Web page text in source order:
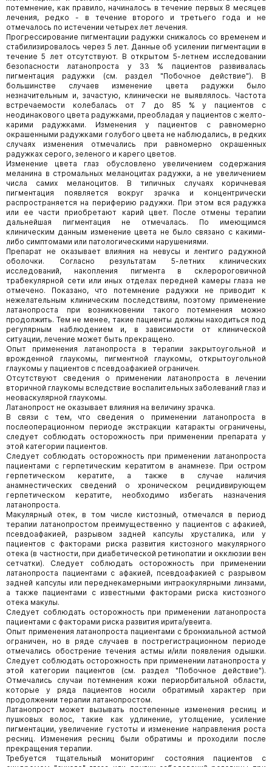
потемнение, как правило, начиналось в течение первых 8 месяцев
лечения, редко - в течение второго и третьего года и не
отмечалось по истечении четырех лет лечения.
Прогрессирование пигментации радужки снижалось со временем и
стабилизировалось через 5 лет. Данные об усилении пигментации в
течение 5 лет отсутствуют. В открытом 5-летнем исследовании
безопасности латанопроста у 33 % пациентов развивалась
пигментация радужки (см. раздел "Побочное действие"). В
большинстве случаев изменение цвета радужки было
незначительным и, зачастую, клинически не выявлялось. Частота
встречаемости колебалась от 7 до 85 % у пациентов с
неодинакового цвета радужками, преобладая у пациентов с желто-
карими радужками. Изменения у пациентов с равномерно
окрашенными радужками голубого цвета не наблюдались, в редких
случаях изменения отмечались при равномерно окрашенных
радужках серого, зеленого и карего цветов.
Изменение цвета глаз обусловлено увеличением содержания
меланина в стромальных меланоцитах радужки, а не увеличением
числа самих меланоцитов. В типичных случаях коричневая
пигментация появляется вокруг зрачка и концентрически
распространяется на периферию радужки. При этом вся радужка
или ее части приобретают карий цвет. После отмены терапии
дальнейшая пигментация не отмечалась. По имеющимся
клиническим данным изменение цвета не было связано с какими-
либо симптомами или патологическими нарушениями.
Препарат не оказывает влияния на невусы и лентиго радужной
оболочки. Согласно результатам 5-летних клинических
исследований, накопления пигмента в склеророговичной
трабекулярной сети или иных отделах передней камеры глаза не
отмечено. Показано, что потемнение радужки не приводит к
нежелательным клиническим последствиям, поэтому применение
латанопроста при возникновении такого потемнения можно
продолжить. Тем не менее, такие пациенты должны находиться под
регулярным наблюдением и, в зависимости от клинической
ситуации, лечение может быть прекращено.
Опыт применения латанопроста в терапии закрытоугольной и
врожденной глаукомы, пигментной глаукомы, открытоугольной
глаукомы у пациентов с псевдоафакией ограничен.
Отсутствуют сведения о применении латанопроста в лечении
вторичной глаукомы вследствие воспалительных заболеваний глаз и
неоваскулярной глаукомы.
Латанопрост не оказывает влияния на величину зрачка.
В связи с тем, что сведения о применении латанопроста в
послеоперационном периоде экстракции катаракты ограничены,
следует соблюдать осторожность при применении препарата у
этой категории пациентов.
Следует соблюдать осторожность при применении латанопроста
пациентами с герпетическим кератитом в анамнезе. При остром
герпетическом кератите, а также в случае наличия
анамнестических сведений о хроническом рецидивирующем
герпетическом кератите, необходимо избегать назначения
латанопроста.
Макулярный отек, в том числе кистозный, отмечался в период
терапии латанопростом преимущественно у пациентов с афакией,
псевдоафакией, разрывом задней капсулы хрусталика, или у
пациентов с факторами риска развития кистозного макулярного
отека (в частности, при диабетической ретинопатии и окклюзии вен
сетчатки). Следует соблюдать осторожность при применении
латанопроста пациентами с афакией, псевдоафакией с разрывом
задней капсулы или переднекамерными интраокулярными линзами,
а также пациентами с известными факторами риска кистозного
отека макулы.
Следует соблюдать осторожность при применении латанопроста
пациентами с факторами риска развития ирита/увеита.
Опыт применения латанопроста пациентами с бронхиальной астмой
ограничен, но в ряде случаев в пострегистрационном периоде
отмечались обострение течения астмы и/или появления одышки.
Следует соблюдать осторожность при применении латанопроста у
этой категории пациентов (см. раздел "Побочное действие").
Отмечались случаи потемнения кожи периорбитальной области,
которые у ряда пациентов носили обратимый характер при
продолжении терапии латанопростом.
Латанопрост может вызывать постепенные изменения ресниц и
пушковых волос, такие как удлинение, утолщение, усиление
пигментации, увеличение густоты и изменение направления роста
ресниц. Изменения ресниц были обратимы и проходили после
прекращения терапии.
Требуется тщательный мониторинг состояния пациентов с